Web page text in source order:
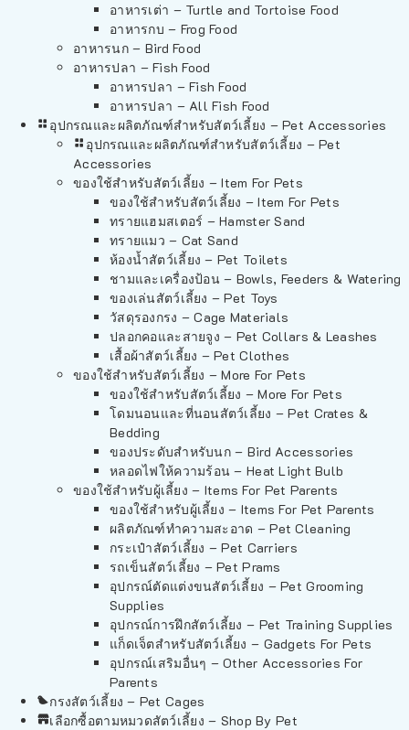
อาหารเต่า – Turtle and Tortoise Food
อาหารกบ – Frog Food
อาหารนก – Bird Food
อาหารปลา – Fish Food
อาหารปลา – Fish Food
อาหารปลา – All Fish Food
อุปกรณและผลิตภัณฑ์สำหรับสัตว์เลี้ยง – Pet Accessories
อุปกรณและผลิตภัณฑ์สำหรับสัตว์เลี้ยง – Pet
Accessories
ของใช้สำหรับสัตว์เลี้ยง – Item For Pets
ของใช้สำหรับสัตว์เลี้ยง – Item For Pets
ทรายแฮมสเตอร์ – Hamster Sand
ทรายแมว – Cat Sand
ห้องน้ำสัตว์เลี้ยง – Pet Toilets
ชามและเครื่องป้อน – Bowls, Feeders & Watering
ของเล่นสัตว์เลี้ยง – Pet Toys
วัสดุรองกรง – Cage Materials
ปลอกคอและสายจูง – Pet Collars & Leashes
เสื้อผ้าสัตว์เลี้ยง – Pet Clothes
ของใช้สำหรับสัตว์เลี้ยง – More For Pets
ของใช้สำหรับสัตว์เลี้ยง – More For Pets
โดมนอนและที่นอนสัตว์เลี้ยง – Pet Crates &
Bedding
ของประดับสำหรับนก – Bird Accessories
หลอดไฟให้ความร้อน – Heat Light Bulb
ของใช้สำหรับผู้เลี้ยง – Items For Pet Parents
ของใช้สำหรับผู้เลี้ยง – Items For Pet Parents
ผลิตภัณฑ์ทำความสะอาด – Pet Cleaning
กระเป๋าสัตว์เลี้ยง – Pet Carriers
รถเข็นสัตว์เลี้ยง – Pet Prams
อุปกรณ์ตัดแต่งขนสัตว์เลี้ยง – Pet Grooming
Supplies
อุปกรณ์การฝึกสัตว์เลี้ยง – Pet Training Supplies
แก็ดเจ็ตสำหรับสัตว์เลี้ยง – Gadgets For Pets
อุปกรณ์เสริมอื่นๆ – Other Accessories For
Parents
กรงสัตว์เลี้ยง – Pet Cages
เลือกซื้อตามหมวดสัตว์เลี้ยง – Shop By Pet